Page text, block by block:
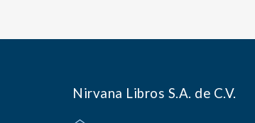
Nirvana Libros S.A. de C.V.